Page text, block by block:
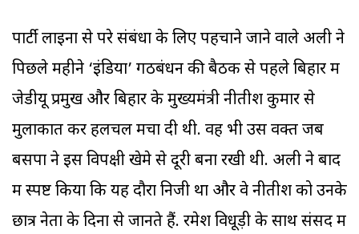
पार्टी लाइनों से परे संबंधों के लिए पहचाने जाने वाले अली ने
पिछले महीने ‘इंडिया’ गठबंधन की बैठक से पहले बिहार में
जेडीयू प्रमुख और बिहार के मुख्यमंत्री नीतीश कुमार से
मुलाकात कर हलचल मचा दी थी. वह भी उस वक्त जब
बसपा ने इस विपक्षी खेमे से दूरी बना रखी थी. अली ने बाद
में स्पष्ट किया कि यह दौरा निजी था और वे नीतीश को उनके
छात्र नेता के दिनों से जानते हैं. रमेश विधूड़ी के साथ संसद में